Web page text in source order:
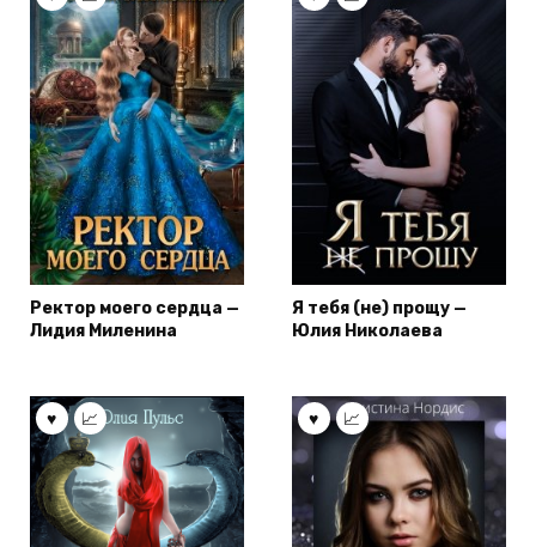
Ректор моего сердца —
Лидия Миленина
Я тебя (не) прощу —
Юлия Николаева